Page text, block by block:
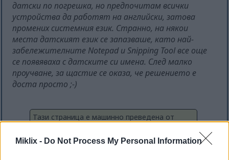
Miklix - Do Not Process My Personal Information
датски по погрешка, но предпочитам всички
устройства да работят на английски, затова
промених системния език. Странно, на някои
места датският език се запазваше, като най-
забележителните Notepad и Snipping Tool все още
се появяваха с датските си имена. След малко
проучване, за щастие се оказа, че решението е
доста просто ;-)
Тази страница е машинно преведена от
възможно най-много хора. За съжаление
машинният превод все още не е съвършена